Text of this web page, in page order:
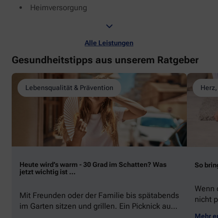
Heimversorgung
Alle Leistungen
Gesundheitstipps aus unserem Ratgeber
Lebensqualität & Prävention
Heute wird’s warm - 30 Grad im Schatten? Was
jetzt wichtig ist …
Mit Freunden oder der Familie bis spätabends
im Garten sitzen und grillen. Ein Picknick auf
So
Wenn
nicht
Mehr